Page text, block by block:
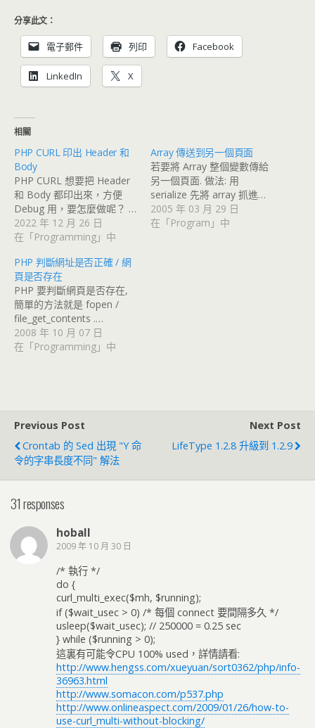
分享此文：
電子郵件 列印 Facebook
LinkedIn X
相關
PHP CURL 印出 Header 和
Body
PHP CURL 想要把 Header
和 Body 都印出來，方便
Debug 用，要怎麼做呢？ …
2022 年 12 月 26 日
在「Programming」中
Array 傳送到另一個頁面
若要將 Array 整個變數傳給
另一個頁面. 做法: 用
serialize 先將 array 抓進…
2005 年 03 月 29 日
在「Program」中
PHP 判斷網址是否正確 / 網
頁是否存在
PHP 要判斷網頁是否存在,
簡單的方法就是 fopen /
file_get_contents .…
2008 年 10 月 07 日
在「Programming」中
Previous Post
Crontab 的 Sed 出現 "y 命
令的字串長度不同" 解法
Next Post
LifeType 1.2.8 升級到 1.2.9
31 responses
hoball
2009 年 10 月 30 日
/* 執行 */
do {
curl_multi_exec($mh, $running);
if ($wait_usec > 0) /* 每個 connect 要間隔多久 */
usleep($wait_usec); // 250000 = 0.25 sec
} while ($running > 0);
這裏有可能令CPU 100% used，詳情請看:
http://www.hengss.com/xueyuan/sort0362/php/info-
36963.html
http://www.somacon.com/p537.php
http://www.onlineaspect.com/2009/01/26/how-to-
use-curl_multi-without-blocking/